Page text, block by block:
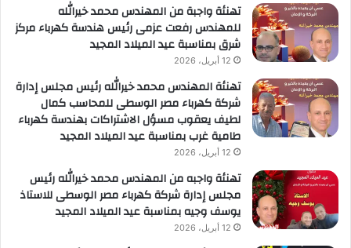
تهنئة واجبة من المهندس محمد خيرالله
للمهندس رفعت عزمى رئيس هندسة كهرباء مركز
شرق بمناسبة عيد الميلاد المجيد
12 أبريل، 2026
تهنئة المهندس محمد خيرالله رئيس مجلس إدارة
شركة كهرباء مصر الوسطى للمحاسب كمال
لطيف يعقوب مسؤل الاشتراكات بهندسة كهرباء
طامية غرب بمناسبة عيد الميلاد المجيد
12 أبريل، 2026
تهنئة واجبه من المهندس محمد خيرالله رئيس
مجلس إدارة شركة كهرباء مصر الوسطى للاستاذ
يوسف وجيه بمناسبة عيد الميلاد المجيد
12 أبريل، 2026